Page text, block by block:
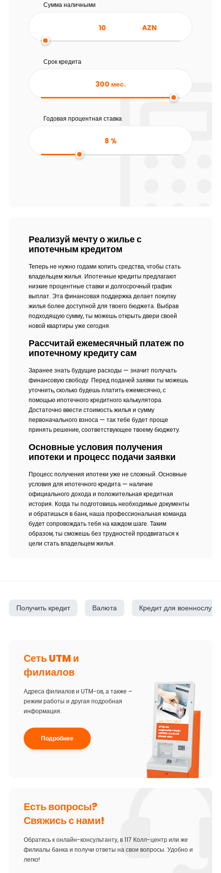
Сумма наличными
AZN
Срок кредита
300 мес.
Годовая процентная ставка
8 %
Реализуй мечту о жилье с
ипотечным кредитом
Теперь не нужно годами копить средства, чтобы стать
владельцем жилья. Ипотечные кредиты предлагают
низкие процентные ставки и долгосрочный график
выплат. Эта финансовая поддержка делает покупку
жилья более доступной для твоего бюджета. Выбрав
подходящую сумму, ты можешь открыть двери своей
новой квартиры уже сегодня.
Рассчитай ежемесячный платеж по
ипотечному кредиту сам
Заранее знать будущие расходы — значит получать
финансовую свободу. Перед подачей заявки ты можешь
уточнить, сколько будешь платить ежемесячно, с
помощью ипотечного кредитного калькулятора.
Достаточно ввести стоимость жилья и сумму
первоначального взноса — так тебе будет проще
принять решение, соответствующее твоему бюджету.
Основные условия получения
ипотеки и процесс подачи заявки
Процесс получения ипотеки уже не сложный. Основные
условия для ипотечного кредита — наличие
официального дохода и положительная кредитная
история. Когда ты подготовишь необходимые документы
и обратишься в банк, наша профессиональная команда
будет сопровождать тебя на каждом шаге. Таким
образом, ты сможешь без трудностей продвигаться к
цели стать владельцем жилья.
Получить кредит Валюта Кредит для
Сеть UTM и
филиалов
Адреса филиалов и UTM-ов, а также –
режим работы и другая подробная
информация.
Подробнее
Есть вопросы?
Свяжись с нами!
Обратись к онлайн-консультанту, в 117 Колл-центр или же
филиалы банка и получи ответы на свои вопросы. Удобно и
легко!